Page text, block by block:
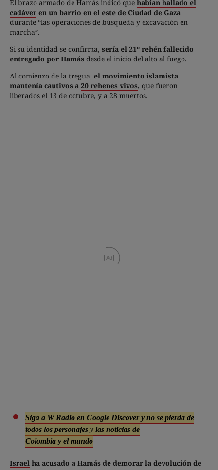
El brazo armado de Hamás indicó que habían hallado el
cadáver en un barrio en el este de Ciudad de Gaza
durante “las operaciones de búsqueda y excavación en
marcha”.
Si su identidad se confirma, sería el 21º rehén fallecido
entregado por Hamás desde el inicio del alto al fuego.
Al comienzo de la tregua, el movimiento islamista
mantenía cautivos a 20 rehenes vivos, que fueron
liberados el 13 de octubre, y a 28 muertos.
Ad
Siga a W Radio en Google Discover y no se pierda de
todos los personajes y las noticias de
Colombia y el mundo
Israel ha acusado a Hamás de demorar la devolución de